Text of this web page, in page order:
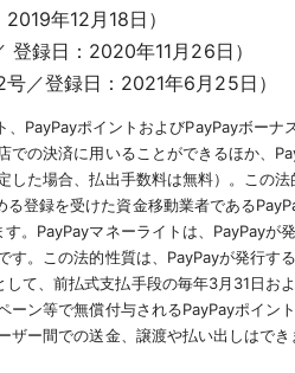
年12月18日）
録日：2020年11月26日）
／登録日：2021年6月25日）
PayPayポイントおよびPayPayボー
の決済に用いることができるほか、
た場合、払出手数料は無料）。この
登録を受けた資金移動業者である
。PayPayマネーライトは、PayPay
。この法的性質は、PayPayが発行
て、前払式支払手段の毎年3月31日
ン等で無償付与されるPayPayポイ
ー間での送金、譲渡や払い出しはで